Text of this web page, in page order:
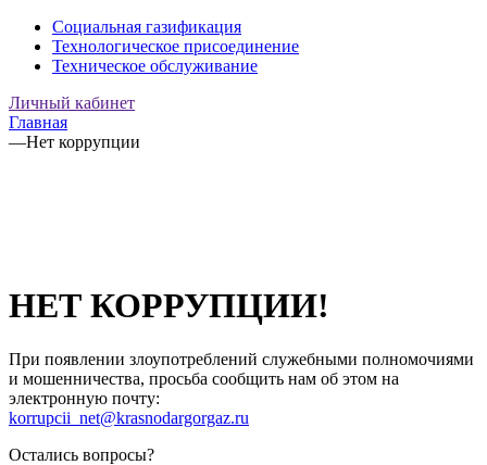
Социальная газификация
Технологическое присоединение
Техническое обслуживание
Личный кабинет
Главная
—Нет коррупции
НЕТ КОРРУПЦИИ!
При появлении злоупотреблений служебными полномочиями
и мошенничества, просьба сообщить нам об этом на
электронную почту:
korrupcii_net@krasnodargorgaz.ru
Остались вопросы?